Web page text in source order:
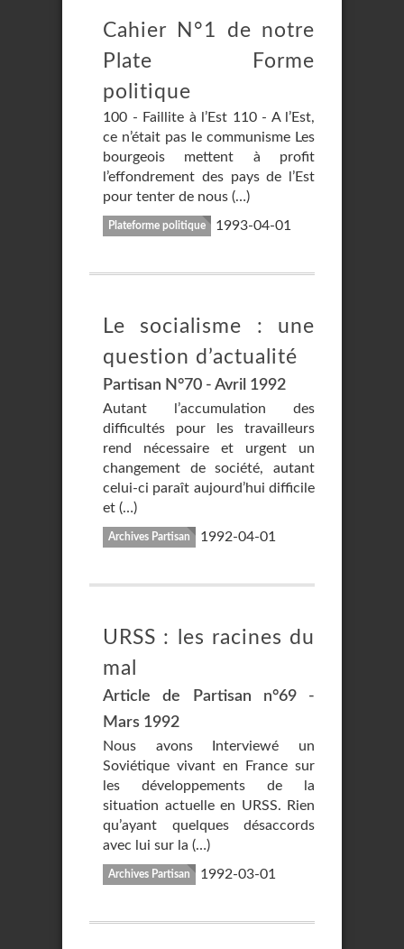
Cahier N°1 de notre
Plate Forme
politique
100 - Faillite à l’Est 110 - A l’Est,
ce n’était pas le communisme Les
bourgeois mettent à profit
l’effondrement des pays de l’Est
pour tenter de nous (…)
Plateforme politique 1993-04-01
Le socialisme : une
question d’actualité
Partisan N°70 - Avril 1992
Autant l’accumulation des
difficultés pour les travailleurs
rend nécessaire et urgent un
changement de société, autant
celui-ci paraît aujourd’hui difficile
et (…)
Archives Partisan 1992-04-01
URSS : les racines du
mal
Article de Partisan n°69 -
Mars 1992
Nous avons Interviewé un
Soviétique vivant en France sur
les développements de la
situation actuelle en URSS. Rien
qu’ayant quelques désaccords
avec lui sur la (…)
Archives Partisan 1992-03-01